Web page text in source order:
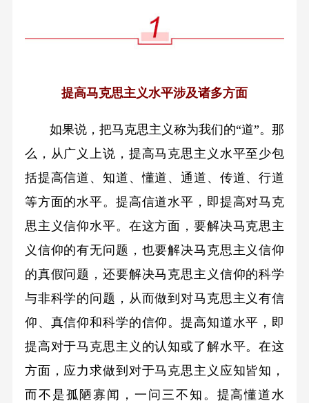
提高马克思主义水平涉及诸多方面
如果说，把马克思主义称为我们的“道”。那
么，从广义上说，提高马克思主义水平至少包
括提高信道、知道、懂道、通道、传道、行道
等方面的水平。提高信道水平，即提高对马克
思主义信仰水平。在这方面，要解决马克思主
义信仰的有无问题，也要解决马克思主义信仰
的真假问题，还要解决马克思主义信仰的科学
与非科学的问题，从而做到对马克思主义有信
仰、真信仰和科学的信仰。提高知道水平，即
提高对于马克思主义的认知或了解水平。在这
方面，应力求做到对于马克思主义应知皆知，
而不是孤陋寡闻，一问三不知。提高懂道水